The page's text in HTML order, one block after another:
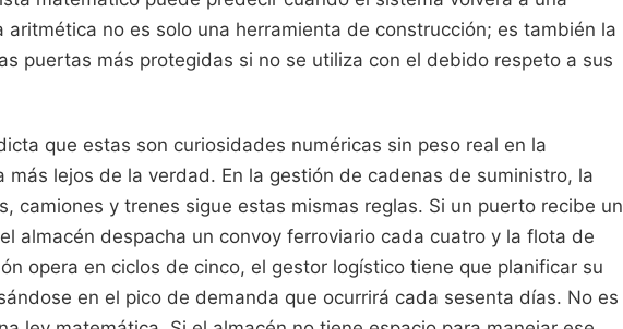
aritmética no es solo una herramienta de construcción; es también la
puertas más protegidas si no se utiliza con el debido respeto a sus
que estas son curiosidades numéricas sin peso real en la
más lejos de la verdad. En la gestión de cadenas de suministro, la
camiones y trenes sigue estas mismas reglas. Si un puerto recibe un
almacén despacha un convoy ferroviario cada cuatro y la flota de
opera en ciclos de cinco, el gestor logístico tiene que planificar su
en el pico de demanda que ocurrirá cada sesenta días. No es